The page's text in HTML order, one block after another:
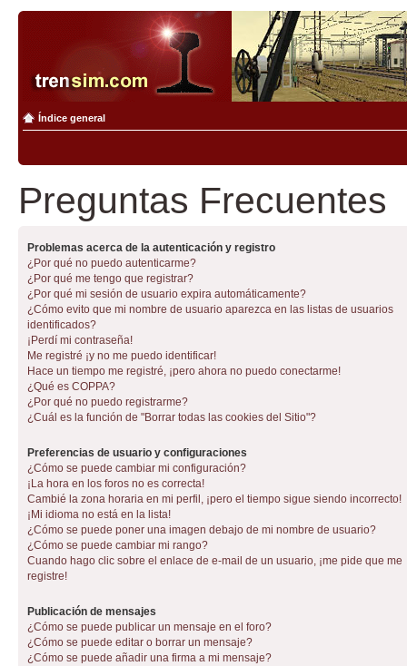
Índice general
Preguntas Frecuentes
Problemas acerca de la autenticación y registro
¿Por qué no puedo autenticarme?
¿Por qué me tengo que registrar?
¿Por qué mi sesión de usuario expira automáticamente?
¿Cómo evito que mi nombre de usuario aparezca en las listas de usuarios
identificados?
¡Perdí mi contraseña!
Me registré ¡y no me puedo identificar!
Hace un tiempo me registré, ¡pero ahora no puedo conectarme!
¿Qué es COPPA?
¿Por qué no puedo registrarme?
¿Cuál es la función de "Borrar todas las cookies del Sitio"?
Preferencias de usuario y configuraciones
¿Cómo se puede cambiar mi configuración?
¡La hora en los foros no es correcta!
Cambié la zona horaria en mi perfil, ¡pero el tiempo sigue siendo incorrecto!
¡Mi idioma no está en la lista!
¿Cómo se puede poner una imagen debajo de mi nombre de usuario?
¿Cómo se puede cambiar mi rango?
Cuando hago clic sobre el enlace de e-mail de un usuario, ¡me pide que me
registre!
Publicación de mensajes
¿Cómo se puede publicar un mensaje en el foro?
¿Cómo se puede editar o borrar un mensaje?
¿Cómo se puede añadir una firma a mi mensaje?